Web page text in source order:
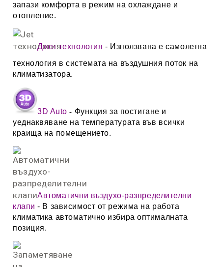
запази комфорта в режим на охлаждане и
отопление.
Джет технология - Използвана е самолетна
технолoгия в системата на въздушния поток на
климатизатора.
3D Auto - Функция за постигане и
уеднаквяване на температурата във всички
краища на помещението.
Автоматични въздухо-разпределителни
клапи - В зависимост от режима на работа
климатика автоматично избира оптималната
позиция.